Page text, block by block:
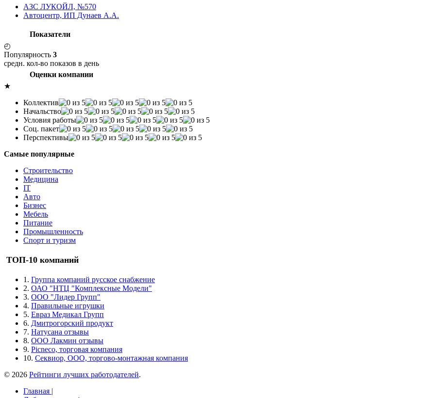
АЗС ЛУКОЙЛ, №570
Автоцентр, ИП Дунаев А.А.
Показатели
◴
Популярность 3
средн. кол-во показов в день
Оценки компании
★
Коллектив
Начальство
Условия работы
Соц. пакет
Перспективы
Самые популярные
Строительство
Медицина
IT
Авто
Бизнес
Мебель
Питание
Промышленность
Спорт и туризм
ТОП-10 компаний
1. Группа компаний русское снабжение
2. ОАО "НТЦ "Комплексные Модели"
3. ООО "Лидер Групп"
4. Правильные игрушки
5. Евраз Медикал Групп
6. Дмитрогорский продукт
7. Натусана отзывы
8. ООО Лакмин отзывы
9. Picneco, торговая компания
10. Секвиор, ООО, торгово-монтажная компания
© 2026 Рейтинги лучших работодателей.
Главная |